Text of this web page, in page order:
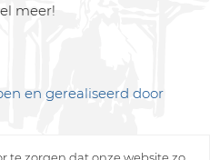
meer!
en gerealiseerd door